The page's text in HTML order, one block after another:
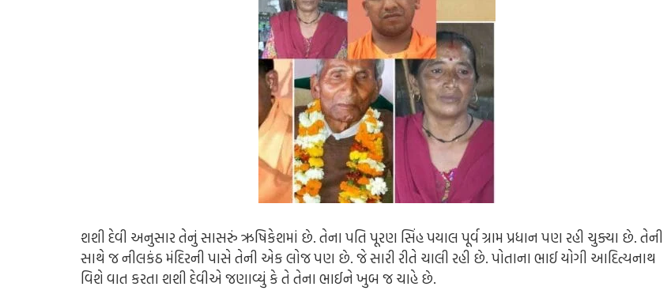
શશી દેવી અનુસાર તેનું સાસરું ઋષિકેશમાં છે. તેના પતિ પૂરણ સિંહ પયાલ પૂર્વ ગ્રામ પ્રધાન પણ રહી ચુક્યા છે. તેની
સાથે જ નીલકંઠ મંદિરની પાસે તેની એક લોજ પણ છે. જે સારી રીતે ચાલી રહી છે. પોતાના ભાઈ યોગી આદિત્યનાથ
વિશે વાત કરતા શશી દેવીએ જણાવ્યું કે તે તેના ભાઈને ખુબ જ ચાહે છે.